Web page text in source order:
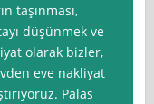
taşınması,
düşünmek ve
olarak bizler,
eve nakliyat
Palas